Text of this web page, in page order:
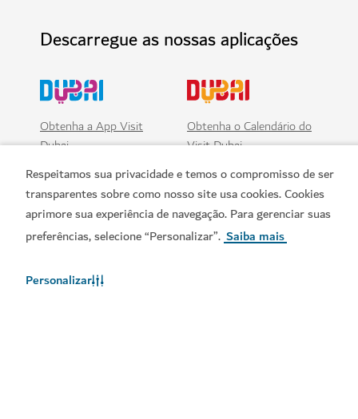
Respeitamos sua privacidade e temos o compromisso de ser
transparentes sobre como nosso site usa cookies. Cookies
aprimore sua experiência de navegação. Para gerenciar suas
preferências, selecione “Personalizar”. Saiba mais
Personalizar
Descarregue as nossas aplicações
Obtenha a App Visit
Dubai
Obtenha o Calendário do
Visit Dubai